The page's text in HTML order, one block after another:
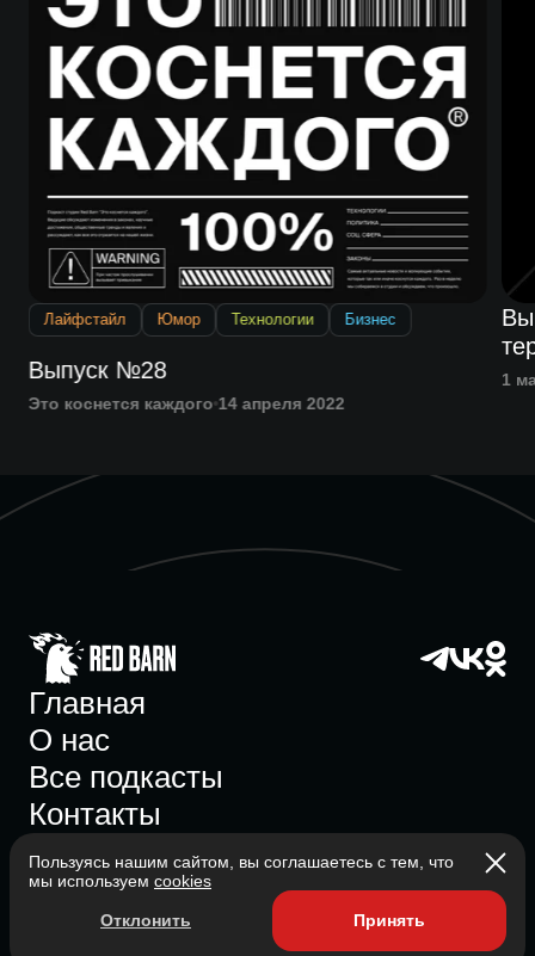
Лайфстайл Юмор Технологии Бизнес
Выпуск №28
Это коснется каждого 14 апреля 2022
1
Главная
О нас
Все подкасты
Контакты
Состоит в ассоциации с 2023
Пользуясь нашим сайтом, вы соглашаетесь с тем, что
мы используем cookies
Отклонить Принять